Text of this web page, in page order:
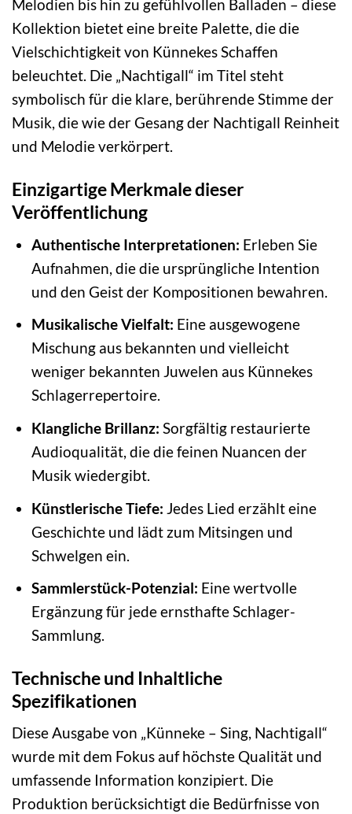
Melodien bis hin zu gefühlvollen Balladen – diese
Kollektion bietet eine breite Palette, die die
Vielschichtigkeit von Künnekes Schaffen
beleuchtet. Die „Nachtigall“ im Titel steht
symbolisch für die klare, berührende Stimme der
Musik, die wie der Gesang der Nachtigall Reinheit
und Melodie verkörpert.
Einzigartige Merkmale dieser
Veröffentlichung
Authentische Interpretationen: Erleben Sie
Aufnahmen, die die ursprüngliche Intention
und den Geist der Kompositionen bewahren.
Musikalische Vielfalt: Eine ausgewogene
Mischung aus bekannten und vielleicht
weniger bekannten Juwelen aus Künnekes
Schlagerrepertoire.
Klangliche Brillanz: Sorgfältig restaurierte
Audioqualität, die die feinen Nuancen der
Musik wiedergibt.
Künstlerische Tiefe: Jedes Lied erzählt eine
Geschichte und lädt zum Mitsingen und
Schwelgen ein.
Sammlerstück-Potenzial: Eine wertvolle
Ergänzung für jede ernsthafte Schlager-
Sammlung.
Technische und Inhaltliche
Spezifikationen
Diese Ausgabe von „Künneke – Sing, Nachtigall“
wurde mit dem Fokus auf höchste Qualität und
umfassende Information konzipiert. Die
Produktion berücksichtigt die Bedürfnisse von